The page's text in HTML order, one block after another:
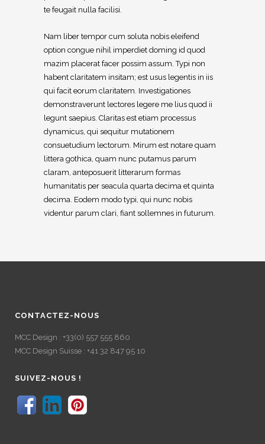
te feugait nulla facilisi.
Nam liber tempor cum soluta nobis eleifend
option congue nihil imperdiet doming id quod
mazim placerat facer possim assum. Typi non
habent claritatem insitam; est usus legentis in iis
qui facit eorum claritatem. Investigationes
demonstraverunt lectores legere me lius quod ii
legunt saepius. Claritas est etiam processus
dynamicus, qui sequitur mutationem
consuetudium lectorum. Mirum est notare quam
littera gothica, quam nunc putamus parum
claram, anteposuerit litterarum formas
humanitatis per seacula quarta decima et quinta
decima. Eodem modo typi, qui nunc nobis
videntur parum clari, fiant sollemnes in futurum.
CONTACTEZ-NOUS
MCC Design : +33(0) 557 555 860
MCC Design Suisse : +41 32 847 95 10
SUIVEZ-NOUS !